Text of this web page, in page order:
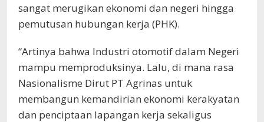
sangat merugikan ekonomi dan negeri hingga
pemutusan hubungan kerja (PHK).
“Artinya bahwa Industri otomotif dalam Negeri
mampu memproduksinya. Lalu, di mana rasa
Nasionalisme Dirut PT Agrinas untuk
membangun kemandirian ekonomi kerakyatan
dan penciptaan lapangan kerja sekaligus